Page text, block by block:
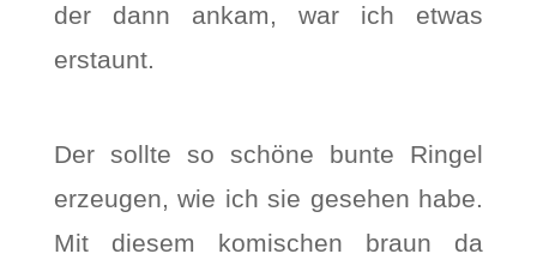
der dann ankam, war ich etwas
erstaunt.
Der sollte so schöne bunte Ringel
erzeugen, wie ich sie gesehen habe.
Mit diesem komischen braun da